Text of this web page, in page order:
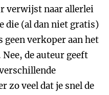
verwijst naar allerlei
die (al dan niet gratis)
verkoper aan het
de auteur geeft
zo veel dat je snel de